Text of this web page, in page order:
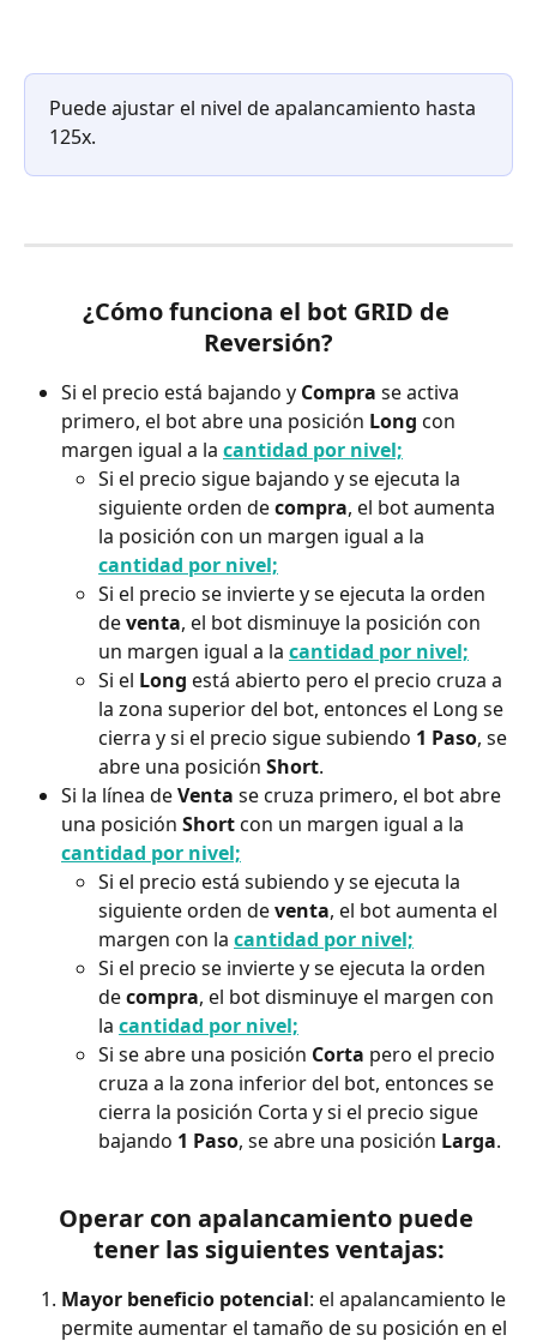
Puede ajustar el nivel de apalancamiento hasta
125x.
¿Cómo funciona el bot GRID de
Reversión?
Si el precio está bajando y Compra se activa
primero, el bot abre una posición Long con
margen igual a la cantidad por nivel;
Si el precio sigue bajando y se ejecuta la
siguiente orden de compra, el bot aumenta
la posición con un margen igual a la
cantidad por nivel;
Si el precio se invierte y se ejecuta la orden
de venta, el bot disminuye la posición con
un margen igual a la cantidad por nivel;
Si el Long está abierto pero el precio cruza a
la zona superior del bot, entonces el Long se
cierra y si el precio sigue subiendo 1 Paso, se
abre una posición Short.
Si la línea de Venta se cruza primero, el bot abre
una posición Short con un margen igual a la
cantidad por nivel;
Si el precio está subiendo y se ejecuta la
siguiente orden de venta, el bot aumenta el
margen con la cantidad por nivel;
Si el precio se invierte y se ejecuta la orden
de compra, el bot disminuye el margen con
la cantidad por nivel;
Si se abre una posición Corta pero el precio
cruza a la zona inferior del bot, entonces se
cierra la posición Corta y si el precio sigue
bajando 1 Paso, se abre una posición Larga.
Operar con apalancamiento puede
tener las siguientes ventajas:
Mayor beneficio potencial: el apalancamiento le
permite aumentar el tamaño de su posición en el